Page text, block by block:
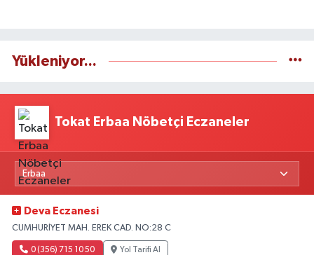
Yükleniyor...
Tokat Erbaa Nöbetçi Eczaneler
Deva Eczanesi
CUMHURİYET MAH. EREK CAD. NO:28 C
0 (356) 715 10 50 Yol Tarifi Al